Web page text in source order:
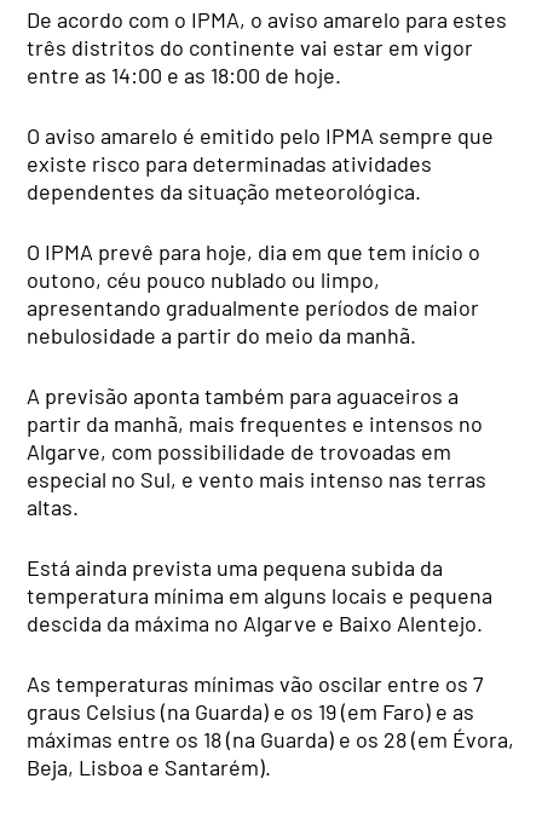
De acordo com o IPMA, o aviso amarelo para estes
três distritos do continente vai estar em vigor
entre as 14:00 e as 18:00 de hoje.
O aviso amarelo é emitido pelo IPMA sempre que
existe risco para determinadas atividades
dependentes da situação meteorológica.
O IPMA prevê para hoje, dia em que tem início o
outono, céu pouco nublado ou limpo,
apresentando gradualmente períodos de maior
nebulosidade a partir do meio da manhã.
A previsão aponta também para aguaceiros a
partir da manhã, mais frequentes e intensos no
Algarve, com possibilidade de trovoadas em
especial no Sul, e vento mais intenso nas terras
altas.
Está ainda prevista uma pequena subida da
temperatura mínima em alguns locais e pequena
descida da máxima no Algarve e Baixo Alentejo.
As temperaturas mínimas vão oscilar entre os 7
graus Celsius (na Guarda) e os 19 (em Faro) e as
máximas entre os 18 (na Guarda) e os 28 (em Évora,
Beja, Lisboa e Santarém).